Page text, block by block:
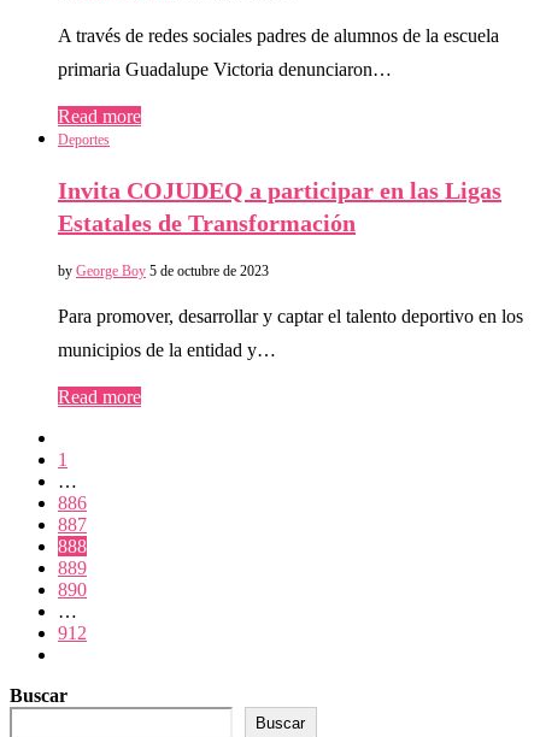
A través de redes sociales padres de alumnos de la escuela
primaria Guadalupe Victoria denunciaron…
Read more
Deportes
Invita COJUDEQ a participar en las Ligas
Estatales de Transformación
by George Boy 5 de octubre de 2023
Para promover, desarrollar y captar el talento deportivo en los
municipios de la entidad y…
Read more
1
…
886
887
888
889
890
…
912
Buscar
Buscar